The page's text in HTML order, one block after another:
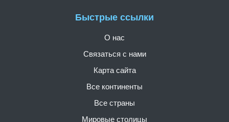
Быстрые ссылки
О нас
Связаться с нами
Карта сайта
Все континенты
Все страны
Мировые столицы